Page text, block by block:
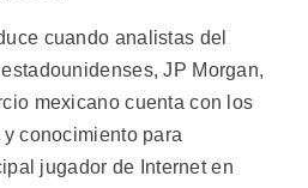
cuando analistas del
JP Morgan,
mexicano cuenta con los
conocimiento para
jugador de Internet en